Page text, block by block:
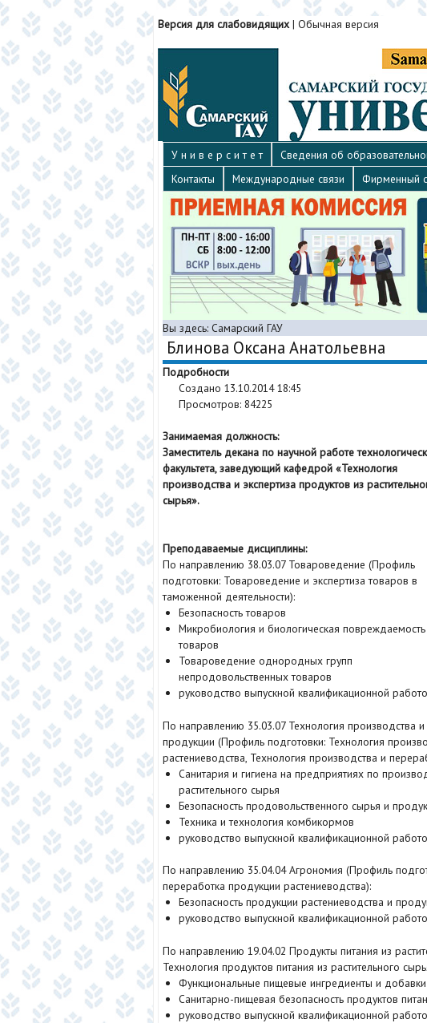
Версия для слабовидящих| Обычная версия
У н и в е р с и т е т Сведения об
Контакты
Международные связи Фирменный
Вы здесь: Самарский ГАУ
Блинова Оксана Анатольевна
Подробности
Создано 13.10.2014 18:45
Просмотров: 84225
Занимаемая должность:
Заместитель декана по научной работе
факультета, заведующий кафедрой «Технология
производства и экспертиза продуктов из
сырья».
Преподаваемые дисциплины:
По направлению 38.03.07 Товароведение (Профиль
подготовки: Товароведение и экспертиза товаров в
таможенной деятельности):
Безопасность товаров
Микробиология и биологическая повреждаемость
товаров
Товароведение однородных групп
непродовольственных товаров
руководство выпускной квалификационной
По направлению 35.03.07 Технология производства и
продукции (Профиль подготовки: Технология
растениеводства, Технология производства и
Санитария и гигиена на предприятиях по
растительного сырья
Безопасность продовольственного сырья и
Техника и технология комбикормов
руководство выпускной квалификационной
По направлению 35.04.04 Агрономия (Профиль
переработка продукции растениеводства):
Безопасность продукции растениеводства и
руководство выпускной квалификационной
По направлению 19.04.02 Продукты питания из
Технология продуктов питания из растительного
Функциональные пищевые ингредиенты и добавки
Санитарно-пищевая безопасность продуктов
руководство выпускной квалификационной